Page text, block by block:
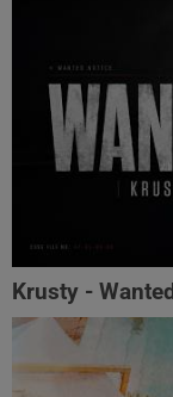
Krusty - Wanted